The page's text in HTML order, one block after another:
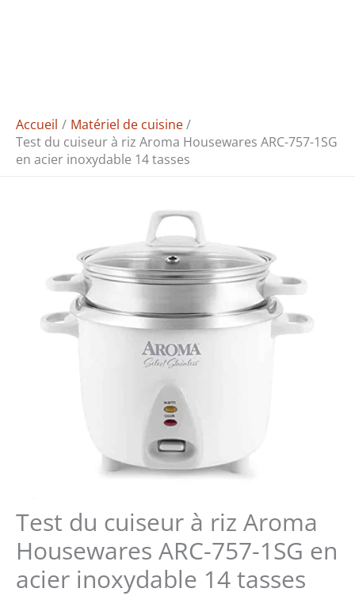
Accueil
Matériel de cuisine
Test du cuiseur à riz Aroma Housewares ARC-757-1SG
en acier inoxydable 14 tasses
Test du cuiseur à riz Aroma
Housewares ARC-757-1SG en
acier inoxydable 14 tasses